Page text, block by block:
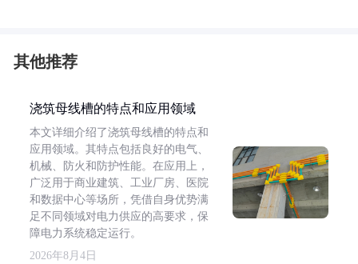
其他推荐
浇筑母线槽的特点和应用领域
本文详细介绍了浇筑母线槽的特点和
应用领域。其特点包括良好的电气、
机械、防火和防护性能。在应用上，
广泛用于商业建筑、工业厂房、医院
和数据中心等场所，凭借自身优势满
足不同领域对电力供应的高要求，保
障电力系统稳定运行。
2026年8月4日